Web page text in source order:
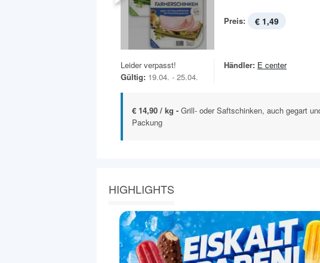
Preis: € 1,49
Leider verpasst!
Gültig: 19.04. - 25.04.
Händler: E center
€ 14,90 / kg - Grill- oder Saftschinken, auch gegart
Packung
HIGHLIGHTS